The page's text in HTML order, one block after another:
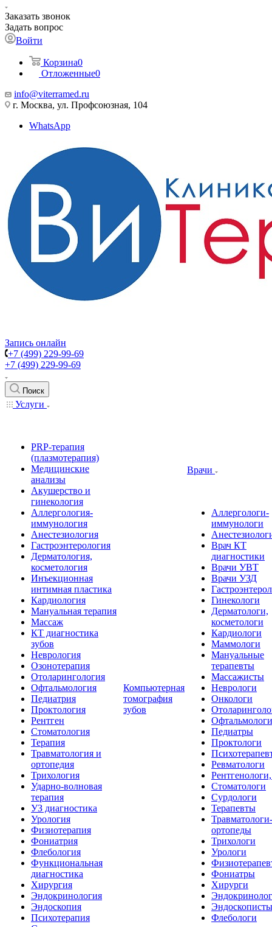
Заказать звонок
Задать вопрос
Войти
Корзина0
Отложенные0
info@viterramed.ru
г. Москва, ул. Профсоюзная, 104
WhatsApp
Запись онлайн
+7 (499) 229-99-69
+7 (499) 229-99-69
Поиск
Услуги
PRP-терапия
(плазмотерапия)
Медицинские
анализы
Акушерство и
гинекология
Аллергология-
иммунология
Анестезиология
Гастроэнтерология
Дерматология,
косметология
Инъекционная
интимная пластика
Кардиология
Мануальная терапия
Массаж
КТ диагностика
зубов
Неврология
Озонотерапия
Отоларингология
Офтальмология
Педиатрия
Проктология
Рентген
Стоматология
Терапия
Травматология и
ортопедия
Трихология
Ударно-волновая
терапия
УЗ диагностика
Урология
Физиотерапия
Фониатрия
Флебология
Функциональная
диагностика
Хирургия
Эндокринология
Эндоскопия
Психотерапия
Компьютерная
томография
зубов
Врачи
Аллергологи-
иммунологи
Врач КТ
диагностики
Врачи УВТ
Врачи УЗД
Гинекологи
Дерматологи,
косметологи
Кардиологи
Маммологи
Мануальные
терапевты
Массажисты
Неврологи
Онкологи
Офтальмологи
Педиатры
Проктологи
Ревматологи
Стоматологи
Сурдологи
Терапевты
Травматологи-
ортопеды
Трихологи
Урологи
Фониатры
Хирурги
Эндоскописты
Флебологи